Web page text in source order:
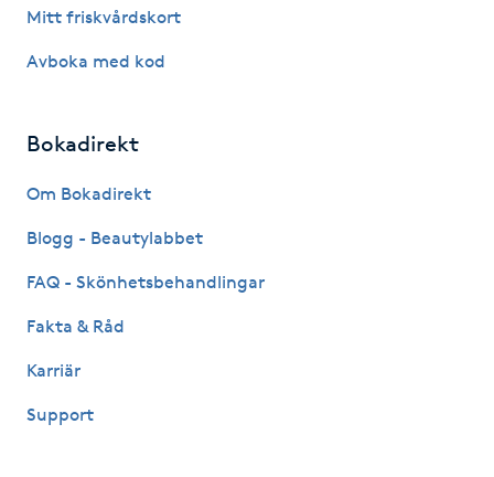
Hårbottenbehandling
Hälsa
Mitt friskvårdskort
Avboka med kod
Bokadirekt
Om Bokadirekt
Blogg - Beautylabbet
FAQ - Skönhetsbehandlingar
Fakta & Råd
Karriär
Support